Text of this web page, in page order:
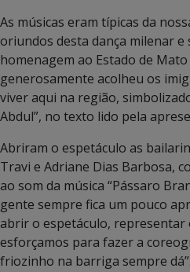
As músicas eram típicas da
oriundos desta dança milenar e
homenagem ao Estado de
generosamente acolheu os
viver aqui na região,
Abdul”, no texto lido pela
Abriram o espetáculo as
Travi e Adriane Dias Barbosa,
ao som da música “Pássaro
gente sempre fica um pouco
abrir o espetáculo, representar
esforçamos para fazer a
friozinho na barriga sempre dá”.